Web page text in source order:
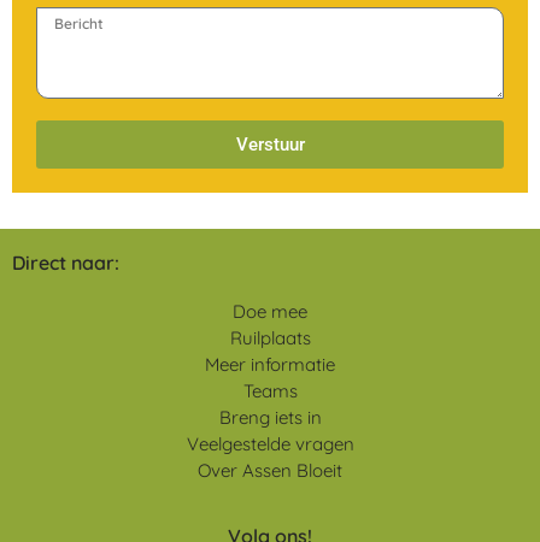
Verstuur
Direct naar:
Doe mee
Ruilplaats
Meer informatie
Teams
Breng iets in
Veelgestelde vragen
Over Assen Bloeit
Volg ons!